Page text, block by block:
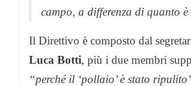
campo, a differenza di quanto
Il Direttivo è composto dal
Luca Botti, più i due membri
“perché il ‘pollaio’ è stato